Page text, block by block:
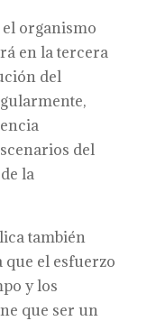
organismo
en la tercera
del
del
la
también
el esfuerzo
y los
que ser un